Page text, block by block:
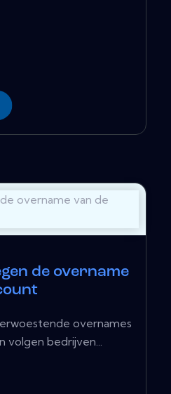
de overname
overnames
volgen bedrijven...